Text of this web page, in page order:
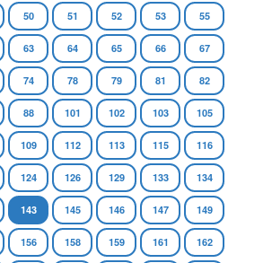
50 51 52 53 55
63 64 65 66 67
74 78 79 81 82
88 101 102 103 105
109 112 113 115 116
124 126 129 133 134
143 145 146 147 149
156 158 159 161 162